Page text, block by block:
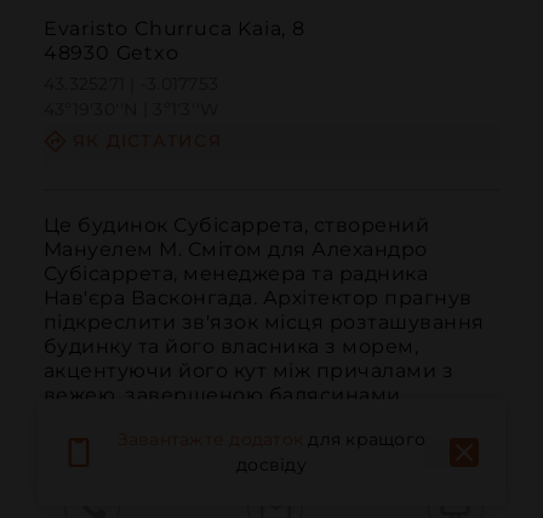
Evaristo Churruca Kaia, 8
48930 Getxo
Це будинок Субісаррета, створений
Мануелем М. Смітом для Алехандро
Субісаррета, менеджера та радника
Нав'єра Васконгада. Архітектор прагнув
підкреслити зв'язок місця розташування
будинку та його власника з морем,
акцентуючи його кут між причалами з
вежею, завершеною балясинами,
для кращого
досвіду